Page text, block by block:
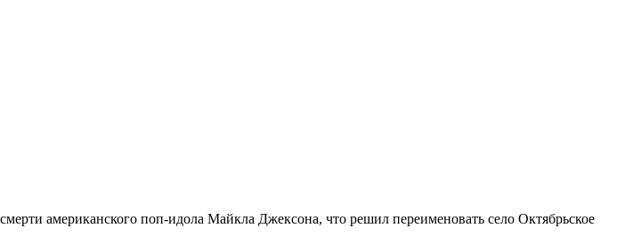
американского поп-идола Майкла Джексона, что решил переименовать село Октябрьское